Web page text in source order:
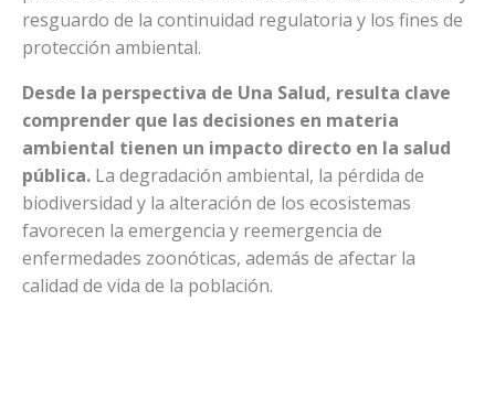
resguardo de la continuidad regulatoria y los fines de
protección ambiental.
Desde la perspectiva de Una Salud, resulta clave
comprender que las decisiones en materia
ambiental tienen un impacto directo en la salud
pública. La degradación ambiental, la pérdida de
biodiversidad y la alteración de los ecosistemas
favorecen la emergencia y reemergencia de
enfermedades zoonóticas, además de afectar la
calidad de vida de la población.